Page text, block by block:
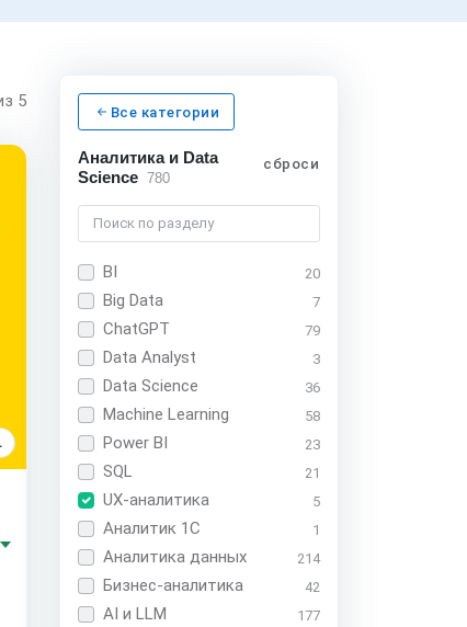
5
Все категории
Аналитика и Data
Science 780
сбросить
BI 20
Big Data 7
ChatGPT 79
Data Analyst 3
Data Science 36
Machine Learning 58
Power BI 23
SQL 21
UX-аналитика 5
Аналитик 1С 1
Аналитика данных 214
Бизнес-аналитика 42
AI и LLM 177